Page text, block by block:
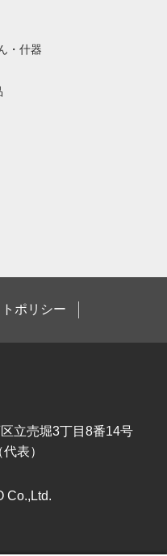
・什器
ポリシー
立売堀3丁目8番14号
表）
Co.,Ltd.